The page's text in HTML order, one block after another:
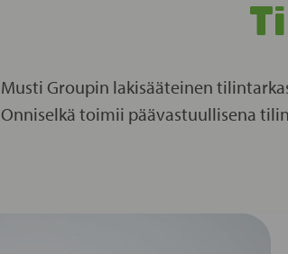
Musti Groupin lakisääteinen
Onniselkä toimii päävastuullisena